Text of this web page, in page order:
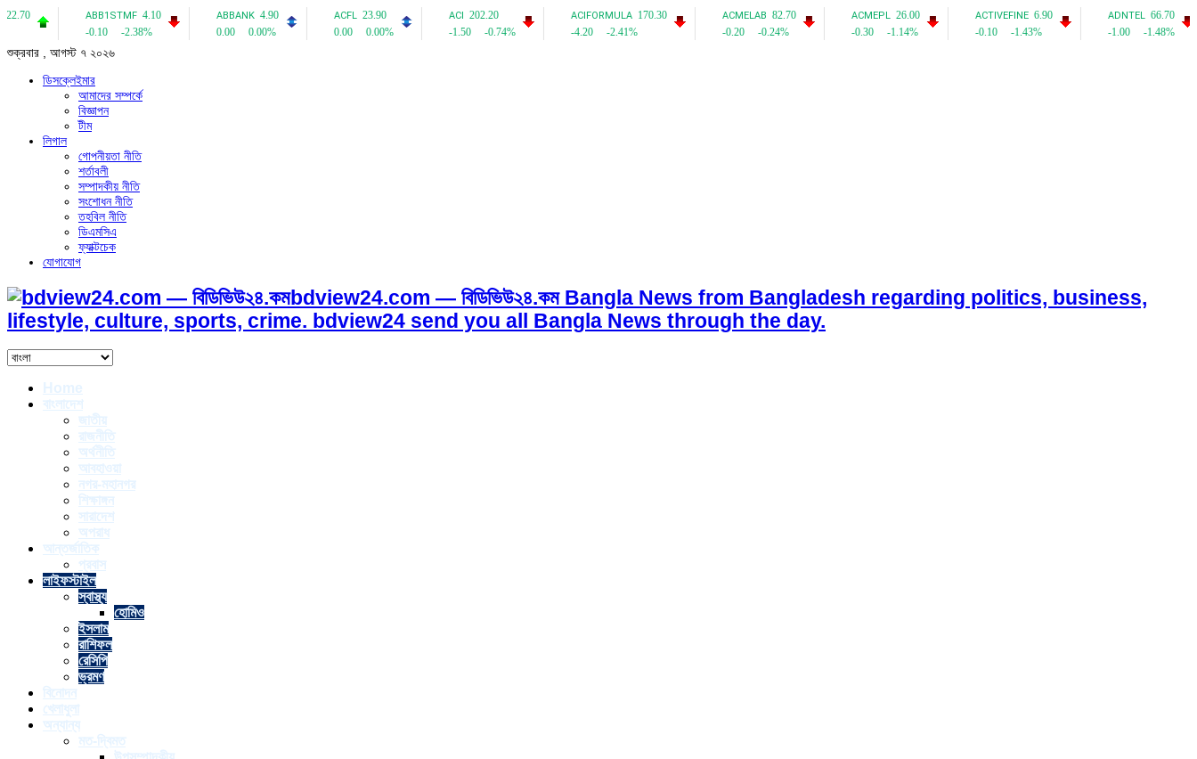
শুক্রবার , আগস্ট ৭ ২০২৬
ডিসক্লেইমার
আমাদের সম্পর্কে
বিজ্ঞাপন
টীম
লিগাল
গোপনীয়তা নীতি
শর্তাবলী
সম্পাদকীয় নীতি
সংশোধন নীতি
তহবিল নীতি
ডিএমসিএ
ফ্যাক্টচেক
যোগাযোগ
bdview24.com — বিডিভিউ২৪.কম Bangla News from Bangladesh regarding politics, business,
lifestyle, culture, sports, crime. bdview24 send you all Bangla News through the day.
Home
বাংলাদেশ
জাতীয়
রাজনীতি
অর্থনীতি
আবহাওয়া
নগর-মহানগর
শিক্ষাঙ্গন
সারাদেশ
অপরাধ
আন্তর্জাতিক
প্রবাস
লাইফস্টাইল
স্বাস্থ্য
হোমিও
ইসলাম
রাশিফল
রেসিপি
ভ্রমণ
বিনোদন
খেলাধুলা
অন্যান্য
মত-দ্বিমত